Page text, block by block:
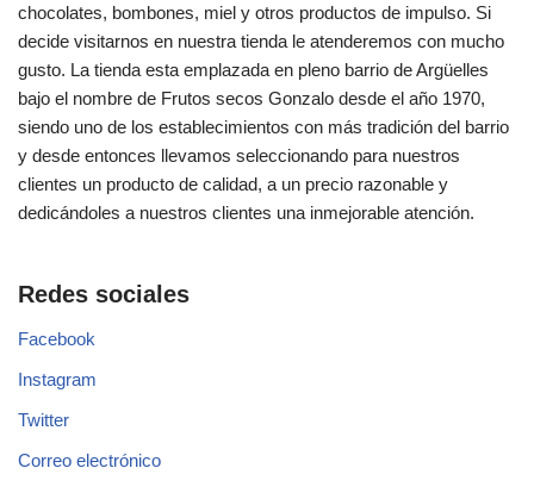
chocolates, bombones, miel y otros productos de impulso. Si
decide visitarnos en nuestra tienda le atenderemos con mucho
gusto. La tienda esta emplazada en pleno barrio de Argüelles
bajo el nombre de Frutos secos Gonzalo desde el año 1970,
siendo uno de los establecimientos con más tradición del barrio
y desde entonces llevamos seleccionando para nuestros
clientes un producto de calidad, a un precio razonable y
dedicándoles a nuestros clientes una inmejorable atención.
Redes sociales
Facebook
Instagram
Twitter
Correo electrónico